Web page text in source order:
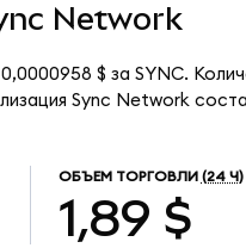
Network
$ за SYNC.
Sync Network
ОБЪЕМ ТОРГОВЛИ (24 Ч)
1,89 $